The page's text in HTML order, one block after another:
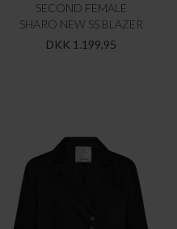
SECOND FEMALE
SHARO NEW SS BLAZER
DKK 1.199,95